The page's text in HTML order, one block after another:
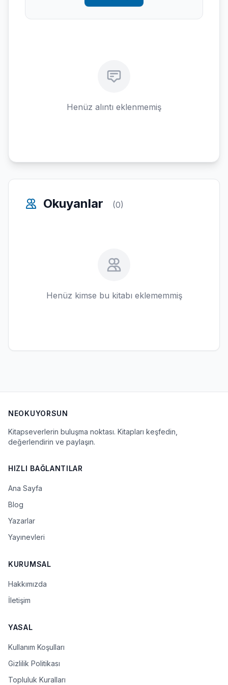
Henüz alıntı eklenmemiş
Okuyanlar (0)
Henüz kimse bu kitabı eklememmiş
NEOKUYORSUN
Kitapseverlerin buluşma noktası. Kitapları keşfedin,
değerlendirin ve paylaşın.
HIZLI BAĞLANTILAR
Ana Sayfa
Blog
Yazarlar
Yayınevleri
KURUMSAL
Hakkımızda
İletişim
YASAL
Kullanım Koşulları
Gizlilik Politikası
Topluluk Kuralları